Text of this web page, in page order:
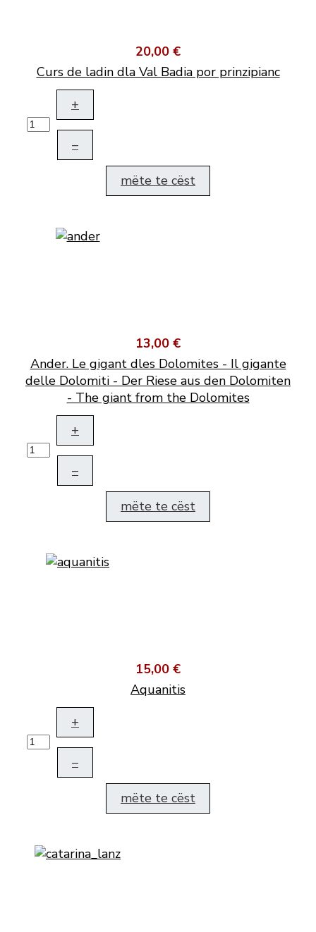
20,00 €
Curs de ladin dla Val Badia por prinzipianc
+
–
mëte te cëst
13,00 €
Ander. Le gigant dles Dolomites - Il gigante
delle Dolomiti - Der Riese aus den Dolomiten
- The giant from the Dolomites
+
–
mëte te cëst
15,00 €
Aquanitis
+
–
mëte te cëst